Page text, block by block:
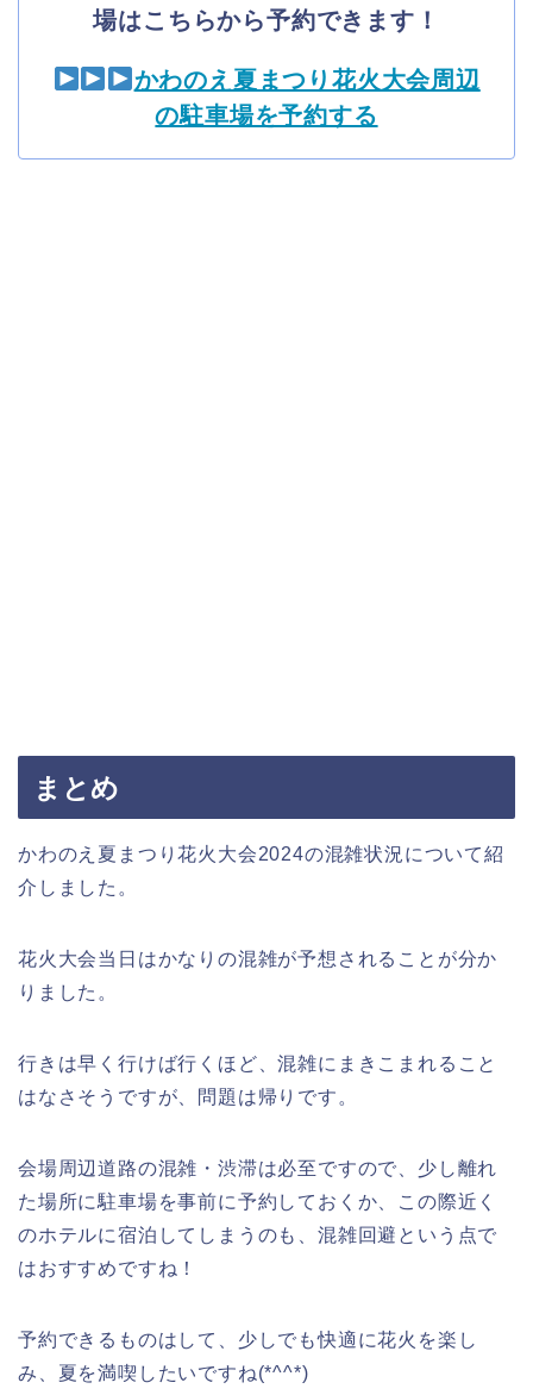
場はこちらから予約できます！
かわのえ夏まつり花火大会周辺
の駐車場を予約する
まとめ
かわのえ夏まつり花火大会2024の混雑状況について紹
介しました。
花火大会当日はかなりの混雑が予想されることが分か
りました。
行きは早く行けば行くほど、混雑にまきこまれること
はなさそうですが、問題は帰りです。
会場周辺道路の混雑・渋滞は必至ですので、少し離れ
た場所に駐車場を事前に予約しておくか、この際近く
のホテルに宿泊してしまうのも、混雑回避という点で
はおすすめですね！
予約できるものはして、少しでも快適に花火を楽し
み、夏を満喫したいですね(*^^*)